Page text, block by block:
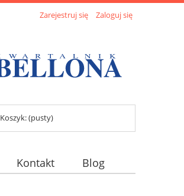
Zarejestruj się Zaloguj się
Koszyk:(pusty)
Kontakt Blog